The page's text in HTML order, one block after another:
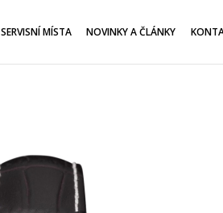
SERVISNÍ MÍSTA NOVINKY A ČLÁNKY